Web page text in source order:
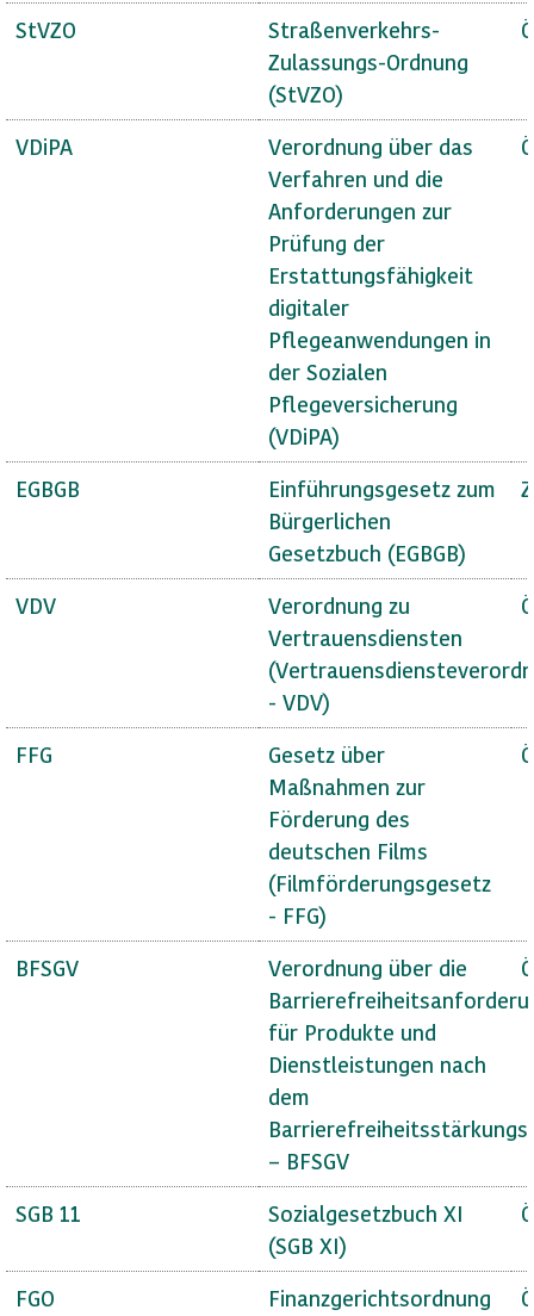
StVZO
Straßenverkehrs-
Zulassungs-Ordnung
(StVZO)
VDiPA
Verordnung über das
Verfahren und die
Anforderungen zur
Prüfung der
Erstattungsfähigkeit
digitaler
Pflegeanwendungen in
der Sozialen
Pflegeversicherung
(VDiPA)
EGBGB
Einführungsgesetz zum
Bürgerlichen
Gesetzbuch (EGBGB)
VDV
Verordnung zu
Vertrauensdiensten
- VDV)
FFG
Gesetz über
Maßnahmen zur
Förderung des
deutschen Films
(Filmförderungsgesetz
- FFG)
BFSGV
Verordnung über die
für Produkte und
Dienstleistungen nach
dem
– BFSGV
SGB 11
Sozialgesetzbuch XI
(SGB XI)
FGO
Finanzgerichtsordnung